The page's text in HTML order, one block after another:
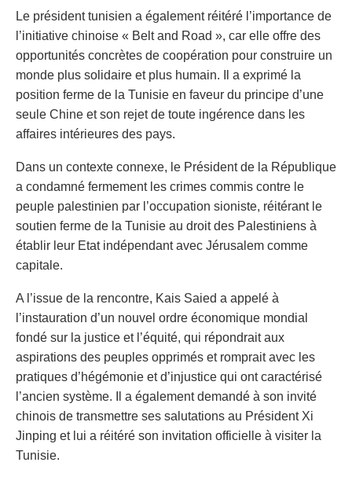
Le président tunisien a également réitéré l’importance de
l’initiative chinoise « Belt and Road », car elle offre des
opportunités concrètes de coopération pour construire un
monde plus solidaire et plus humain. Il a exprimé la
position ferme de la Tunisie en faveur du principe d’une
seule Chine et son rejet de toute ingérence dans les
affaires intérieures des pays.
Dans un contexte connexe, le Président de la République
a condamné fermement les crimes commis contre le
peuple palestinien par l’occupation sioniste, réitérant le
soutien ferme de la Tunisie au droit des Palestiniens à
établir leur Etat indépendant avec Jérusalem comme
capitale.
A l’issue de la rencontre, Kais Saied a appelé à
l’instauration d’un nouvel ordre économique mondial
fondé sur la justice et l’équité, qui répondrait aux
aspirations des peuples opprimés et romprait avec les
pratiques d’hégémonie et d’injustice qui ont caractérisé
l’ancien système. Il a également demandé à son invité
chinois de transmettre ses salutations au Président Xi
Jinping et lui a réitéré son invitation officielle à visiter la
Tunisie.